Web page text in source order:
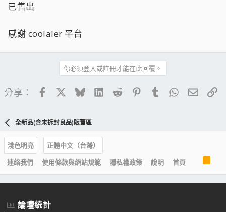
已售出
感謝 coolaler 平台
你必須登入或註冊才能在此回覆。
分享： FacebookBlueskyLinkedIn
Reddit PinterestTumblrWhatsApp
電子
全新品(含未拆封良品)販賣區
淺色明亮
正體中文（台灣）
連絡我們
使用條款與網站規範 隱私權政策 說明 首頁
S
論壇統計